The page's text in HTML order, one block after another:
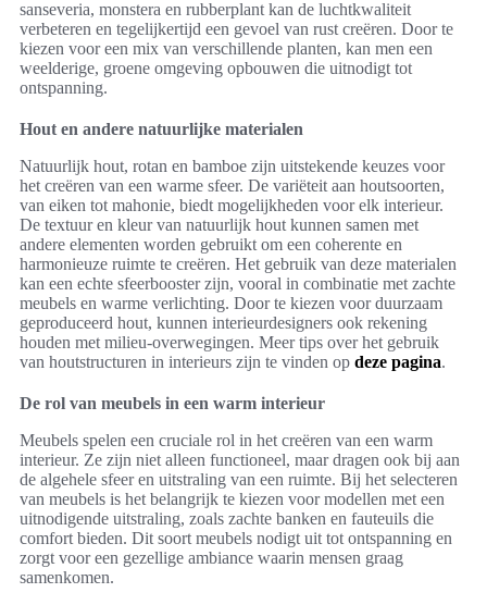
sanseveria, monstera en rubberplant kan de luchtkwaliteit
verbeteren en tegelijkertijd een gevoel van rust creëren. Door te
kiezen voor een mix van verschillende planten, kan men een
weelderige, groene omgeving opbouwen die uitnodigt tot
ontspanning.
Hout en andere natuurlijke materialen
Natuurlijk hout, rotan en bamboe zijn uitstekende keuzes voor
het creëren van een warme sfeer. De variëteit aan houtsoorten,
van eiken tot mahonie, biedt mogelijkheden voor elk interieur.
De textuur en kleur van natuurlijk hout kunnen samen met
andere elementen worden gebruikt om een coherente en
harmonieuze ruimte te creëren. Het gebruik van deze materialen
kan een echte sfeerbooster zijn, vooral in combinatie met zachte
meubels en warme verlichting. Door te kiezen voor duurzaam
geproduceerd hout, kunnen interieurdesigners ook rekening
houden met milieu-overwegingen. Meer tips over het gebruik
van houtstructuren in interieurs zijn te vinden op deze pagina.
De rol van meubels in een warm interieur
Meubels spelen een cruciale rol in het creëren van een warm
interieur. Ze zijn niet alleen functioneel, maar dragen ook bij aan
de algehele sfeer en uitstraling van een ruimte. Bij het selecteren
van meubels is het belangrijk te kiezen voor modellen met een
uitnodigende uitstraling, zoals zachte banken en fauteuils die
comfort bieden. Dit soort meubels nodigt uit tot ontspanning en
zorgt voor een gezellige ambiance waarin mensen graag
samenkomen.